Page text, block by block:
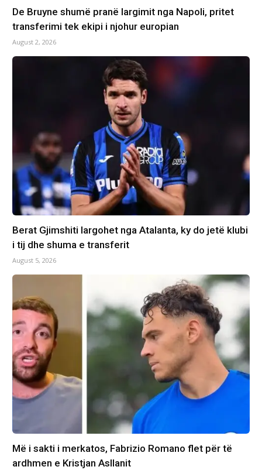
De Bruyne shumë pranë largimit nga Napoli, pritet
transferimi tek ekipi i njohur europian
August 2, 2026
Berat Gjimshiti largohet nga Atalanta, ky do jetë klubi
i tij dhe shuma e transferit
August 5, 2026
Më i sakti i merkatos, Fabrizio Romano flet për të
ardhmen e Kristjan Asllanit